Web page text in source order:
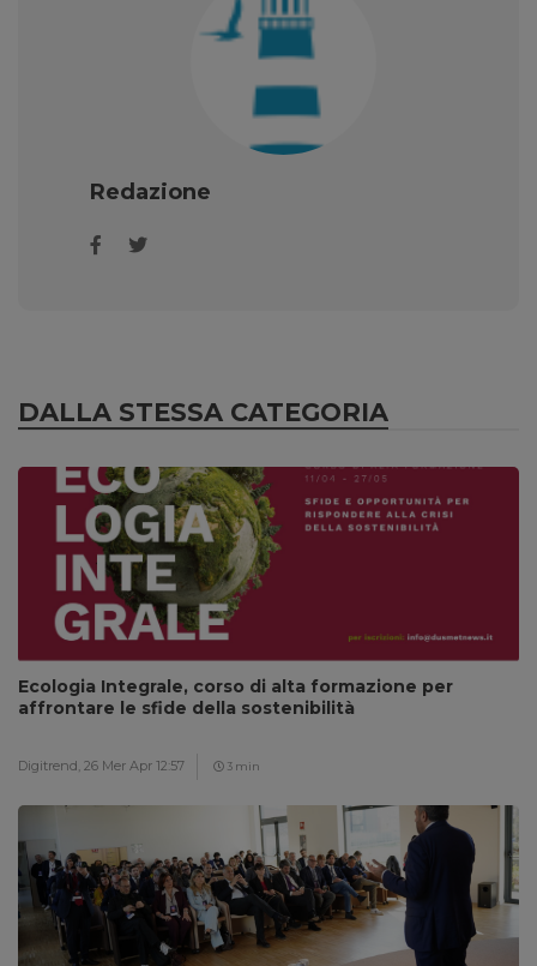
Redazione
DALLA STESSA CATEGORIA
Ecologia Integrale, corso di alta formazione per
affrontare le sfide della sostenibilità
Digitrend, 26 Mer Apr 12:57 3 min